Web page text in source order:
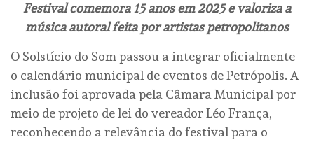
Festival comemora 15 anos em 2025 e valoriza a
música autoral feita por artistas petropolitanos
O Solstício do Som passou a integrar oficialmente
o calendário municipal de eventos de Petrópolis. A
inclusão foi aprovada pela Câmara Municipal por
meio de projeto de lei do vereador Léo França,
reconhecendo a relevância do festival para o